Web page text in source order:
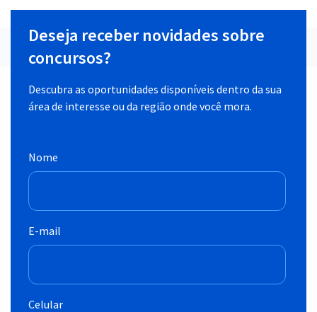
Deseja receber novidades sobre
concursos?
Descubra as oportunidades disponíveis dentro da sua
área de interesse ou da região onde você mora.
Nome
E-mail
Celular